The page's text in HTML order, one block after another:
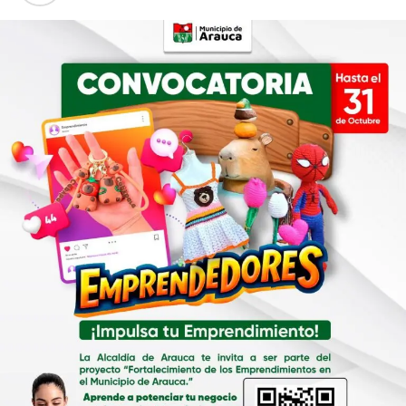
Alcaldía de Arauca le cumple a las comunidades
organizadas
El proyecto en curso contempla la primera etapa de la
adecuación y mejoramiento de la infraestructura de
espacios físicos destinados para las oficinas de
Asojuntas, Ediles, consejo y plataforma de juventud del
municipio de Arauca, con un tiempo de ejecución de dos
“Esta es una apuesta del señor alcalde, con el propósito
que tengan oficinas totalmente dotadas y cuenten con